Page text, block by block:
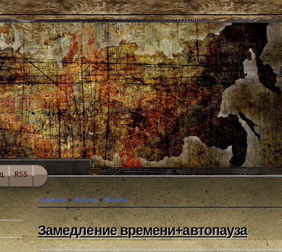
RSS
Главная » Файлы »Файлы
Замедление времени+автопауза